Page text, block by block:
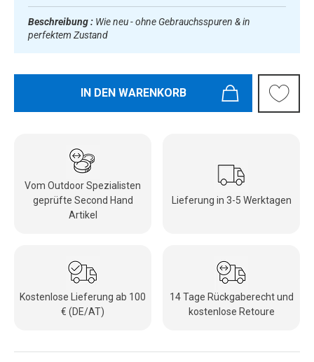
Beschreibung : Wie neu - ohne Gebrauchsspuren & in
perfektem Zustand
IN DEN WARENKORB
Vom Outdoor Spezialisten
geprüfte Second Hand
Artikel
Lieferung in 3-5 Werktagen
Kostenlose Lieferung ab 100
€ (DE/AT)
14 Tage Rückgaberecht und
kostenlose Retoure